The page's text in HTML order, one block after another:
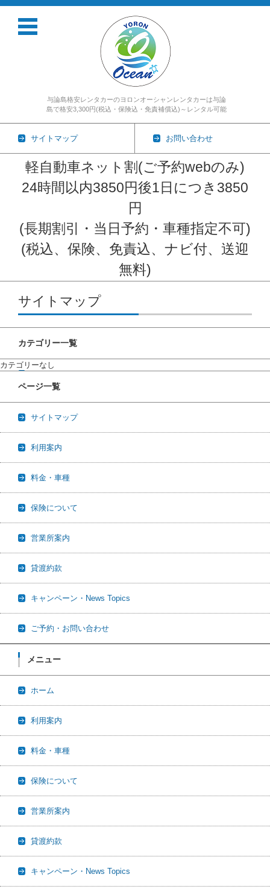
与論島格安レンタカーのヨロンオーシャンレンタカーは与論
島で格安3,300円(税込・保険込・免責補償込)～レンタル可能
サイトマップ お問い合わせ
軽自動車ネット割(ご予約webのみ)
24時間以内3850円後1日につき3850
円
(長期割引・当日予約・車種指定不可)
(税込、保険、免責込、ナビ付、送迎
無料)
コンテンツに移動
サイトマップ
カテゴリー一覧
カテゴリーなし
ページ一覧
サイトマップ
利用案内
料金・車種
保険について
営業所案内
貸渡約款
キャンペーン・News Topics
ご予約・お問い合わせ
メニュー
ホーム
利用案内
料金・車種
保険について
営業所案内
貸渡約款
キャンペーン・News Topics